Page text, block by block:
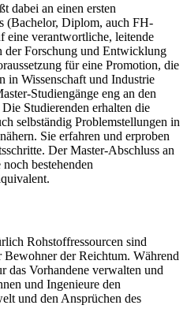
dabei an einen ersten
(Bachelor, Diplom, auch FH-
eine verantwortliche, leitende
Forschung und Entwicklung
für eine Promotion, die
in Wissenschaft und Industrie
Studiengänge eng an den
Studierenden erhalten die
selbständig Problemstellungen in
Sie erfahren und erproben
Der Master-Abschluss an
bestehenden
Rohstoffressourcen sind
der Reichtum. Während
das Vorhandene verwalten und
und Ingenieure den
und den Ansprüchen des